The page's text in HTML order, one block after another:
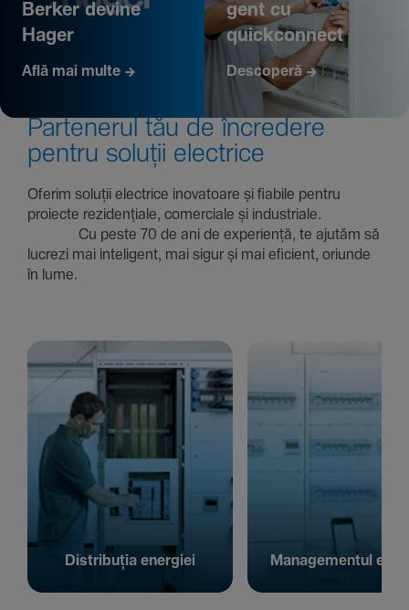
Berker devine
Hager
Află mai multe
gent cu
quickconnect
Descoperă
Parte­nerul tău de încre­dere
pentru soluții electrice
Oferim soluții electrice inova­toare și fiabile pentru
proiecte rezi­den­țiale, comer­ciale și indus­triale.
Cu peste 70 de ani de expe­riență, te ajutăm să
lucrezi mai inte­li­gent, mai sigur și mai eficient, oriunde
în lume.
Distribuția energiei Managementul